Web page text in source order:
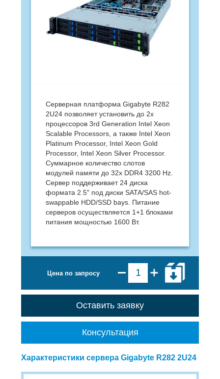
Серверная платформа Gigabyte R282
2U24 позволяет установить до 2х
процессоров 3rd Generation Intel Xeon
Scalable Processors, а также Intel Xeon
Platinum Processor, Intel Xeon Gold
Processor, Intel Xeon Silver Processor.
Суммарное количество слотов
модулей памяти до 32х DDR4 3200 Hz.
Сервер поддерживает 24 диска
формата 2.5" под диски SATA/SAS hot-
swappable HDD/SSD bays. Питание
серверов осуществляется 1+1 блоками
питания мощностью 1600 Вт.
Цена по запросу
Оставить заявку
Консультация
Характеристики сервера Gigabyte R282 2U24